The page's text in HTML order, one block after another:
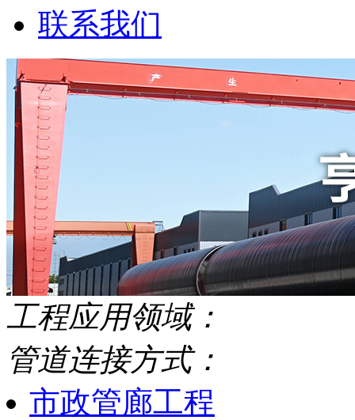
联系我们
工程应用领域：
管道连接方式：
市政管廊工程